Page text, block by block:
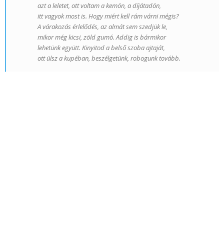
azt a leletet, ott voltam a kemón, a díjátadón,
itt vagyok most is. Hogy miért kell rám várni mégis?
A várakozás érlelődés, az almát sem szedjük le,
mikor még kicsi, zöld gumó. Addig is bármikor
lehetünk együtt. Kinyitod a belső szoba ajtaját,
ott ülsz a kupéban, beszélgetünk, robogunk tovább.